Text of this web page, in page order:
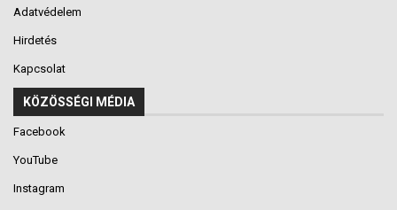
Adatvédelem
Hirdetés
Kapcsolat
KÖZÖSSÉGI MÉDIA
Facebook
YouTube
Instagram